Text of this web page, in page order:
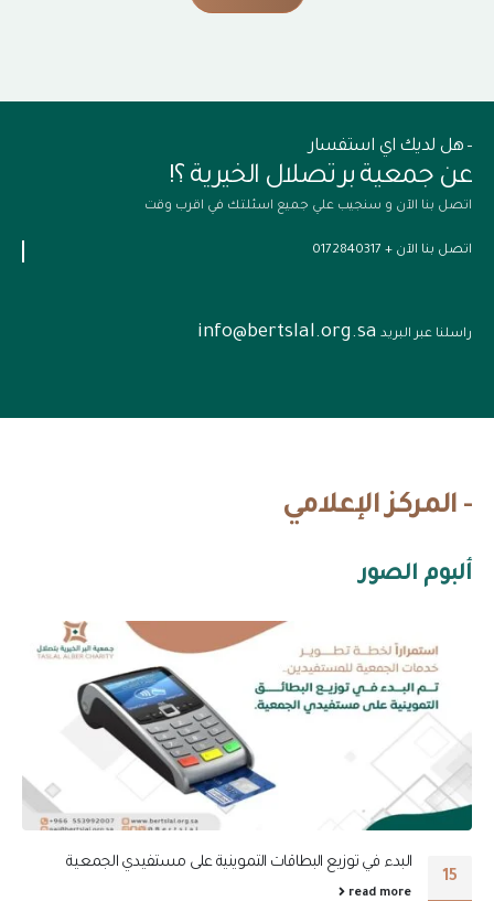
– هل لديك اي استفسار
عن جمعية بر تصلال الخيرية ؟!
اتصل بنا الآن و سنجيب علي جميع اسئلتك في اقرب وقت
اتصل بنا الآن + 0172840317
راسلنا عبر البريد info@bertslal.org.sa
- المركز الإعلامي
ألبوم الصور
15
البدء في توزيع البطاقات التموينية على مستفيدي الجمعية
read more